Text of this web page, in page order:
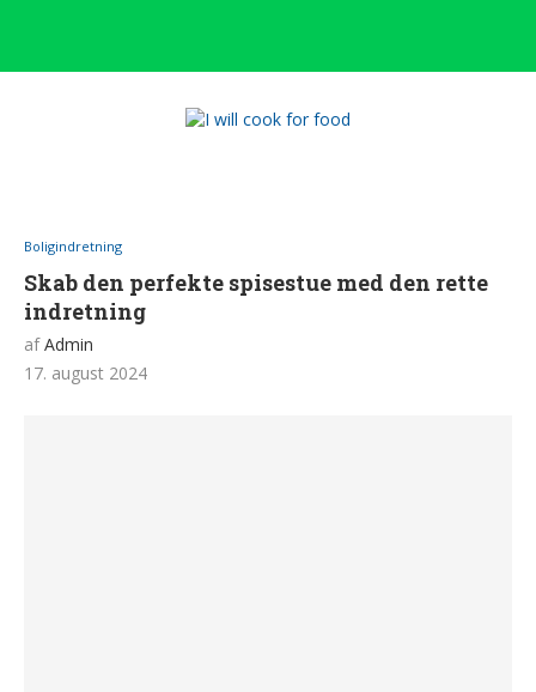
Boligindretning
Skab den perfekte spisestue med den rette
indretning
afAdmin
17. august 2024